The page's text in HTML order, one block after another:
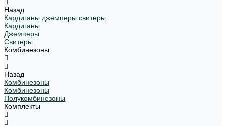
Назад
Кардиганы джемперы свитеры
Кардиганы
Джемперы
Свитеры
Комбинезоны
Назад
Комбинезоны
Комбинезоны
Полукомбинезоны
Комплекты